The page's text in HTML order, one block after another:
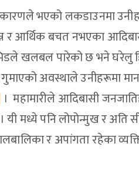
कारणले भएको लकडाउनमा
र आर्थिक बचत नभएका
खलबल पारेको छ भने घरेलु
गुमाएको अवस्थाले उनीहरूमा
। महामारीले आदिबासी
यी मध्ये पनि लोपोन्मुख र
र अपांगता रहेका